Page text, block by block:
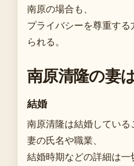
南原の場合も、
プライバシーを尊重す
られる。
南原清隆の妻
結婚
南原清隆は結婚している
妻の氏名や職業、
結婚時期などの詳細は一